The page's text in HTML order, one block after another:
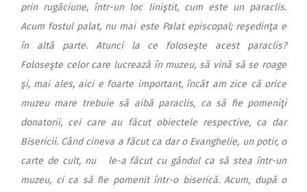
prin rugăciune, într-un loc liniştit, cum este un paraclis.
Acum fostul palat, nu mai este Palat episcopal; reşedinţa e
în altă parte. Atunci la ce foloseşte acest paraclis?
Foloseşte celor care lucrează în muzeu, să vină să se roage
şi, mai ales, aici e foarte important, încât am zice că orice
muzeu mare trebuie să aibă paraclis, ca să fie pomeniţi
donatorii, cei care au făcut obiectele respective, ca dar
Bisericii. Când cineva a făcut ca dar o Evanghelie, un potir, o
carte de cult, nu le-a făcut cu gândul ca să stea într-un
muzeu, ci ca să fie pomenit într-o biserică. Acum, după o